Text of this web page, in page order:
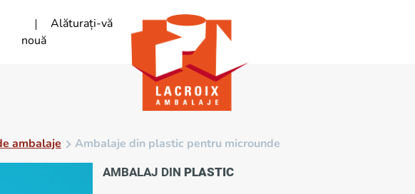
Alăturați-vă
nouă
ambalaje Ambalaje din plastic pentru microunde
AMBALAJ DIN PLASTIC